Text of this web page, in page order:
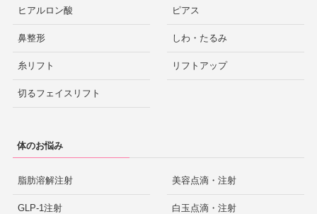
ヒアルロン酸
鼻整形
糸リフト
切るフェイスリフト
ピアス
しわ・たるみ
リフトアップ
体のお悩み
脂肪溶解注射
GLP-1注射
美容点滴・注射
白玉点滴・注射